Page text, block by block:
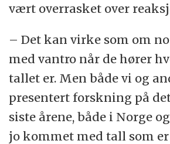
vært overrasket over
– Det kan virke som om
med vantro når de hører
tallet er. Men både vi og
presentert forskning på
siste årene, både i Norge
jo kommet med tall som